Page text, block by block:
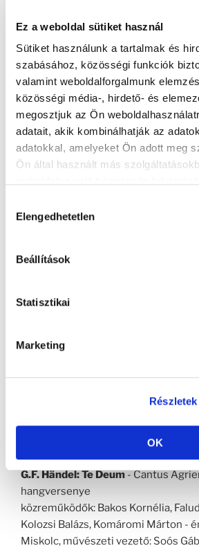
Ez a weboldal sütiket használ
Sütiket használunk a tartalmak és
szabásához, közösségi funkciók
valamint weboldalforgalmunk
közösségi média-, hirdető- és
megosztjuk az Ön
adatait, akik kombinálhatják az
adatokkal, amelyeket Ön adott meg
Ön által használt más
kiválasztása
Elengedhetetlen
Beállítások
Statisztikai
Marketing
OK
18:00Egri Farkas Ferenc Zeneiskola
közreműködik: Káldi Artúr
19:00Ciszterci templom (mellvéd)
Az Egri Szimfonikus Zenekar
művészeti vezető: Gulyás László
19:30Ciszterci templom
G.F. Händel: Te Deum- Cantus
hangversenye
közreműködők: Bakos Kornélia,
Kolozsi Balázs, Komáromi Márton -
Miskolc, művészeti vezető: Soós